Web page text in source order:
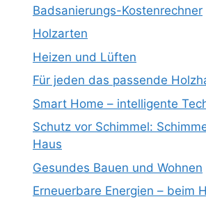
Badsanierungs-Kostenrechner
Holzarten
Heizen und Lüften
Für jeden das passende
Smart Home – intelligente
Schutz vor Schimmel:
Haus
Gesundes Bauen und Wohnen
Erneuerbare Energien – beim